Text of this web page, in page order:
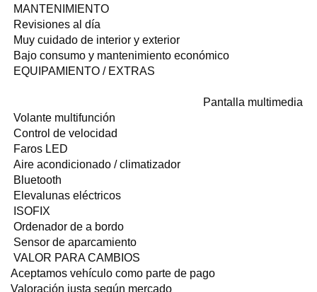
MANTENIMIENTO
Revisiones al día
Muy cuidado de interior y exterior
Bajo consumo y mantenimiento económico
EQUIPAMIENTO / EXTRAS
Pantalla multimedia
Volante multifunción
Control de velocidad
Faros LED
Aire acondicionado / climatizador
Bluetooth
Elevalunas eléctricos
ISOFIX
Ordenador de a bordo
Sensor de aparcamiento
VALOR PARA CAMBIOS
Aceptamos vehículo como parte de pago
Valoración justa según mercado